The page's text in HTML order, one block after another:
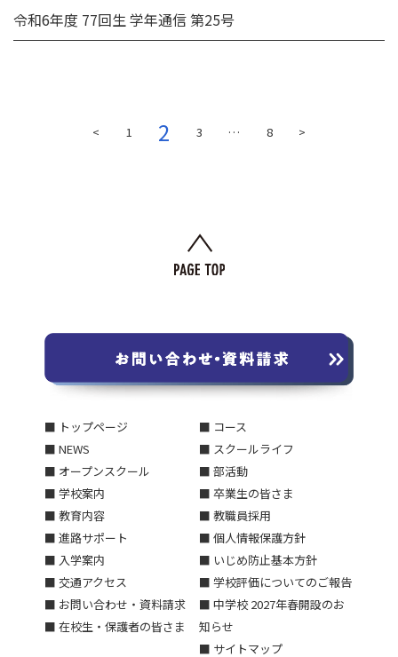
令和6年度 77回生 学年通信 第25号
< 1 2 3 … 8 >
■ トップページ
■ NEWS
■ オープンスクール
■ 学校案内
■ 教育内容
■ 進路サポート
■ 入学案内
■ 交通アクセス
■ お問い合わせ・資料請求
■ 在校生・保護者の皆さま
■ コース
■ スクールライフ
■ 部活動
■ 卒業生の皆さま
■ 教職員採用
■ 個人情報保護方針
■ いじめ防止基本方針
■ 学校評価についてのご報告
■ 中学校 2027年春開設のお
知らせ
■ サイトマップ